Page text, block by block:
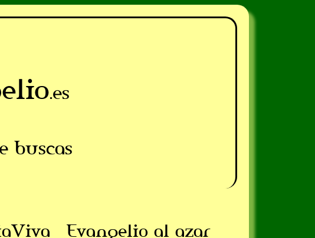
.es
buscas
Evangelio al azar